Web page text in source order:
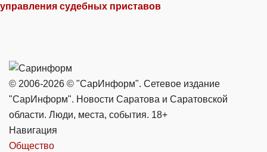
управления судебных приставов
© 2006-2026 © "СарИнформ". Сетевое издание
"СарИнформ". Новости Саратова и Саратовской
области. Люди, места, события. 18+
Навигация
Общество